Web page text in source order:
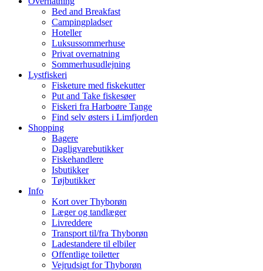
Bed and Breakfast
Campingpladser
Hoteller
Luksussommerhuse
Privat overnatning
Sommerhusudlejning
Lystfiskeri
Fisketure med fiskekutter
Put and Take fiskesøer
Fiskeri fra Harboøre Tange
Find selv østers i Limfjorden
Shopping
Bagere
Dagligvarebutikker
Fiskehandlere
Isbutikker
Tøjbutikker
Info
Kort over Thyborøn
Læger og tandlæger
Livreddere
Transport til/fra Thyborøn
Ladestandere til elbiler
Offentlige toiletter
Vejrudsigt for Thyborøn